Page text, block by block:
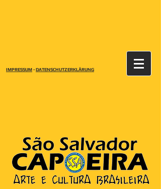
IMPRESSUM -DATENSCHUTZERKLÄRUNG